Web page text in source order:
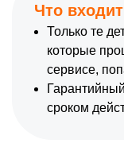
Что
Только те
которые
сервисе,
сроком